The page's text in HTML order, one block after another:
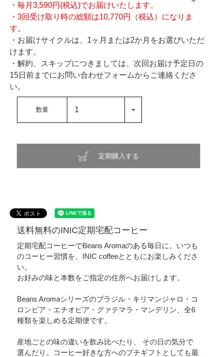
・毎月3,590円(税込)でお届けいたします。
・3回受け取り時の総額は10,770円（税込）になりま
す。
・お届けサイクルは、1ヶ月または2か月をお選びいただ
けます。
・解約、スキップにつきましては、次回お届け予定日の
15日前までにお問い合わせフォームからご連絡くださ
い。
定期購入する
送料無料のINIC定期宅配コーヒー
定期宅配コーヒーでBeans Aromaのある毎日に。いつも
のコーヒー習慣を、INIC coffeeとともにお楽しみくださ
い。
お好みの味と本数をご指定の住所へお届けします。
Beans Aromaシリーズのブラジル・キリマンジャロ・コ
ロンビア・エチオピア・グァテマラ・マンデリン、全6
種類を楽しめる定期便です。
産地ごとの味の違いを飲み比べたり、 その日の気分で
選んだり。コーヒー好きな方へのプチギフトとしても最